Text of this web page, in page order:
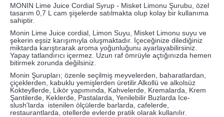
MONIN Lime Juice Cordial Syrup - Misket Limonu Şurubu, özel
tasarım 0,7 L cam şişelerde satılmakta olup kolay bir kullanıma
sahiptir.
Monin Lime Juice cordial, Limon Suyu, Misket Limonu suyu ve
şekerin eşsiz karışımıyla oluşmaktadır. İçeceğinize dilediğiniz
miktarda karıştırarak aroma yoğunluğunu ayarlayabilirsiniz.
Yapay tatlandırıcı içermez. Uzun raf ömrüyle açtığınızda hemen
bitirmek zorunda değilsiniz.
Monin Şurupları; özenle seçilmiş meyvelerden, baharatlardan,
çiçeklerden, kabuklu yemişlerden üretilir.Alkollü ve alkolsüz
Kokteyllerde, Likör yapımında, Kahvelerde, Kremalarda, Krem
Şantilerde, Keklerde, Pastalarda, Yenilebilir Buzlarda Ice-
slush'larda istenilen ölçülerde barlarda, cafelerde,
restaurantlarda, otellerde evlerde pratik olarak kullanılır.